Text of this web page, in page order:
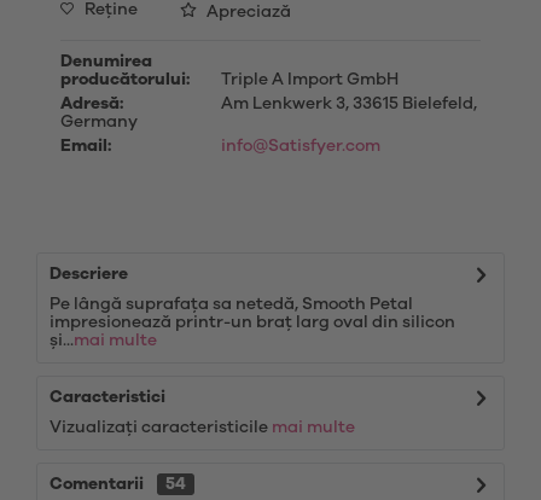
Reţine Apreciază
Denumirea
producătorului:
Triple A Import GmbH
Adresă:
Am Lenkwerk 3, 33615 Bielefeld,
Germany
Email:
info@Satisfyer.com
Descriere
Pe lângă suprafața sa netedă, Smooth Petal
impresionează printr-un braț larg oval din silicon
și...mai multe
Caracteristici
Vizualizați caracteristicile mai multe
Comentarii
54